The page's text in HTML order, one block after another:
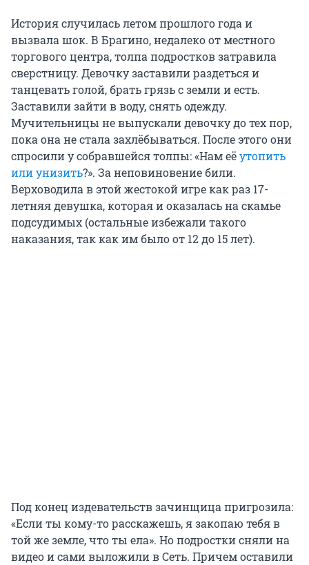
История случилась летом прошлого года и
вызвала шок. В Брагино, недалеко от местного
торгового центра, толпа подростков затравила
сверстницу. Девочку заставили раздеться и
танцевать голой, брать грязь с земли и есть.
Заставили зайти в воду, снять одежду.
Мучительницы не выпускали девочку до тех пор,
пока она не стала захлёбываться. После этого они
спросили у собравшейся толпы: «Нам еёутопить
или унизить?». За неповиновение били.
Верховодила в этой жестокой игре как раз 17-
летняя девушка, которая и оказалась на скамье
подсудимых (остальные избежали такого
наказания, так как им было от 12 до 15 лет).
Под конец издевательств зачинщица пригрозила:
«Если ты кому-то расскажешь, я закопаю тебя в
той же земле, что ты ела». Но подростки сняли на
видео и сами выложили в Сеть. Причем оставили